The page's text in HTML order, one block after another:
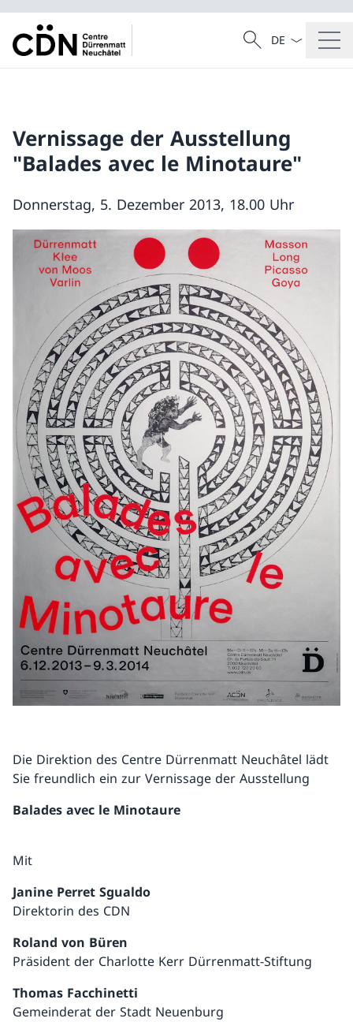
Suche
Suche
Sprach
Vernissage der Ausstellung
"Balades avec le Minotaure"
Donnerstag, 5. Dezember 2013, 18.00 Uhr
Die Direktion des Centre Dürrenmatt Neuchâtel lädt
Sie freundlich ein zur Vernissage der Ausstellung
Balades avec le Minotaure
Mit
Janine Perret Sgualdo
Direktorin des CDN
Roland von Büren
Präsident der Charlotte Kerr Dürrenmatt-Stiftung
Thomas Facchinetti
Gemeinderat der Stadt Neuenburg